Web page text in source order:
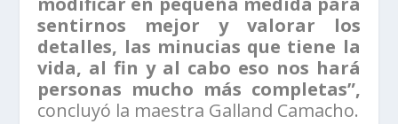
sentirnos mejor y valorar los
detalles, las minucias que tiene la
vida, al fin y al cabo eso nos hará
personas mucho más completas”,
concluyó la maestra Galland Camacho.